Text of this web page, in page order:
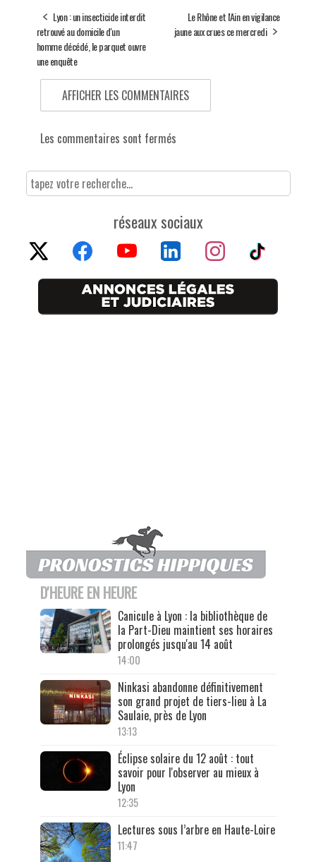
Lyon : un insecticide interdit
retrouvé au domicile d'un
homme décédé, le parquet ouvre
une enquête
Le Rhône et l'Ain en vigilance
jaune aux crues ce mercredi
AFFICHER LES COMMENTAIRES
Les commentaires sont fermés
réseaux sociaux
D'HEURE EN HEURE
Canicule à Lyon : la bibliothèque de
la Part-Dieu maintient ses horaires
prolongés jusqu'au 14 août
14:00
Ninkasi abandonne définitivement
son grand projet de tiers-lieu à La
Saulaie, près de Lyon
13:13
Éclipse solaire du 12 août : tout
savoir pour l'observer au mieux à
Lyon
12:35
Lectures sous l’arbre en Haute-Loire
11:47